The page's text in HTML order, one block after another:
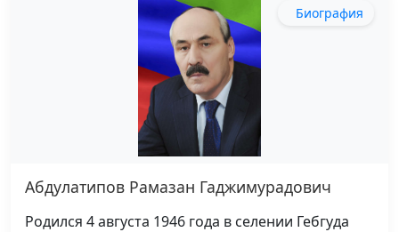
Биография
Абдулатипов Рамазан Гаджимурадович
Родился 4 августа 1946 года в селении Гебгуда